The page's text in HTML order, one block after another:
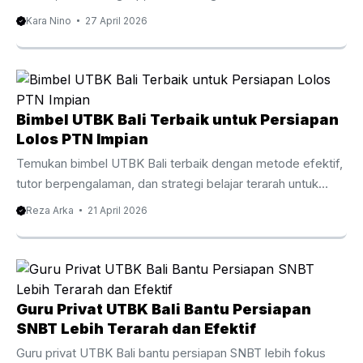
seleksi CPNS. Pengantar Les Privat CPNS Bali
strategi yang tepat dan latihan yang konsisten. Oleh karena
itu, banyak peserta kini memilih Les Privat CPNS Bali
sebagai cara efektif untuk meningkatkan peluang lolos.
Dengan persaingan yang semakin ketat setiap tahunnya,
belajar secara mandiri sering kali terasa kurang cukup. Di
Bali, minat terhadap bimbingan privat CPNS terus
meningkat. Hal ini ...
Kara Nino 27 April 2026
Bimbel UTBK Bali Terbaik untuk Persiapan
Lolos PTN Impian
Temukan bimbel UTBK Bali terbaik dengan metode efektif,
tutor berpengalaman, dan strategi belajar terarah untuk
lolos PTN impian. Baca panduan lengkapnya di sini.
semakin ketat. Oleh karena itu, banyak siswa mulai mencari
bimbel UTBK Bali sebagai langkah strategis untuk
meningkatkan peluang lolos. Dengan pendekatan belajar
yang tepat, materi terarah, dan bimbingan tutor
berpengalaman, proses persiapan menjadi lebih efektif dan
terukur. Selain itu, mengikuti bimbingan belajar khusus
Reza Arka 21 April 2026
Guru Privat UTBK Bali Bantu Persiapan
SNBT Lebih Terarah dan Efektif
Guru privat UTBK Bali bantu persiapan SNBT lebih fokus